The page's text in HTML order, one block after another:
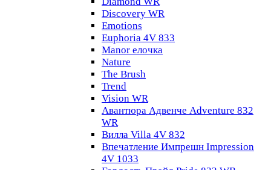
Discovery WR
Emotions
Euphoria 4V 833
Manor елочка
Nature
The Brush
Trend
Vision WR
Авантюра Адвенче Adventure 832
WR
Вилла Villa 4V 832
Впечатление Импрешн Impression
4V 1033